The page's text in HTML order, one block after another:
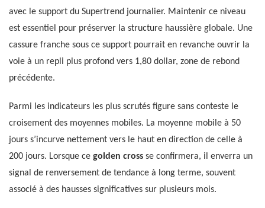
avec le support du Supertrend journalier. Maintenir ce niveau
est essentiel pour préserver la structure haussière globale. Une
cassure franche sous ce support pourrait en revanche ouvrir la
voie à un repli plus profond vers 1,80 dollar, zone de rebond
précédente.
Parmi les indicateurs les plus scrutés figure sans conteste le
croisement des moyennes mobiles. La moyenne mobile à 50
jours s’incurve nettement vers le haut en direction de celle à
200 jours. Lorsque ce golden cross se confirmera, il enverra un
signal de renversement de tendance à long terme, souvent
associé à des hausses significatives sur plusieurs mois.